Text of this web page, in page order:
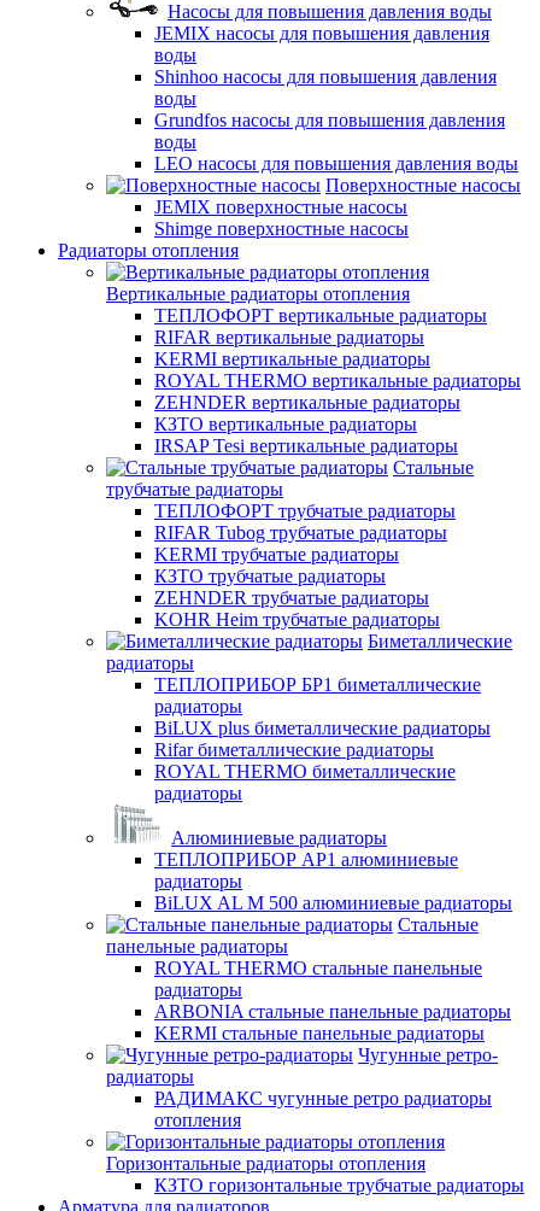
Насосы для повышения давления воды
JEMIX насосы для повышения давления
воды
Shinhoo насосы для повышения давления
воды
Grundfos насосы для повышения давления
воды
LEO насосы для повышения давления воды
Поверхностные насосы
JEMIX поверхностные насосы
Shimge поверхностные насосы
Радиаторы отопления
Вертикальные радиаторы отопления
ТЕПЛОФОРТ вертикальные радиаторы
RIFAR вертикальные радиаторы
KERMI вертикальные радиаторы
ROYAL THERMO вертикальные радиаторы
ZEHNDER вертикальные радиаторы
КЗТО вертикальные радиаторы
IRSAP Tesi вертикальные радиаторы
Стальные
трубчатые радиаторы
ТЕПЛОФОРТ трубчатые радиаторы
RIFAR Tubog трубчатые радиаторы
KERMI трубчатые радиаторы
КЗТО трубчатые радиаторы
ZEHNDER трубчатые радиаторы
KOHR Heim трубчатые радиаторы
Биметаллические
радиаторы
ТЕПЛОПРИБОР БР1 биметаллические
радиаторы
BiLUX plus биметаллические радиаторы
Rifar биметаллические радиаторы
ROYAL THERMO биметаллические
радиаторы
Алюминиевые радиаторы
ТЕПЛОПРИБОР АР1 алюминиевые
радиаторы
BiLUX AL M 500 алюминиевые радиаторы
Стальные
панельные радиаторы
ROYAL THERMO стальные панельные
радиаторы
ARBONIA стальные панельные радиаторы
KERMI стальные панельные радиаторы
Чугунные ретро-
радиаторы
РАДИМАКС чугунные ретро радиаторы
отопления
Горизонтальные радиаторы отопления
КЗТО горизонтальные трубчатые радиаторы
Арматура для радиаторов